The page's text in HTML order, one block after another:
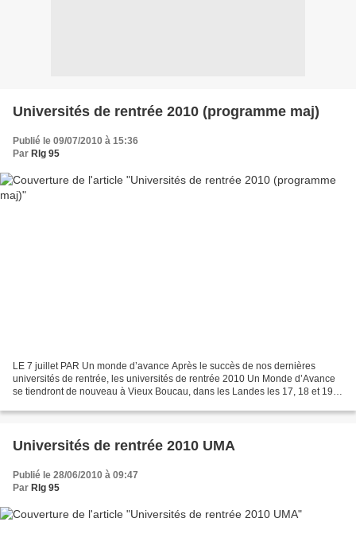
Universités de rentrée 2010 (programme maj)
Publié le 09/07/2010 à 15:36
Par Rlg 95
LE 7 juillet PAR Un monde d’avance Après le succès de nos dernières
universités de rentrée, les universités de rentrée 2010 Un Monde d’Avance
se tiendront de nouveau à Vieux Boucau, dans les Landes les 17, 18 et 19
Universités de rentrée 2010 UMA
Publié le 28/06/2010 à 09:47
Par Rlg 95